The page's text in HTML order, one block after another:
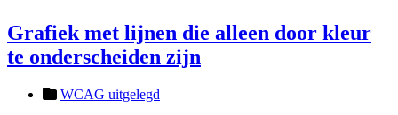
Grafiek met lijnen die alleen door kleur
te onderscheiden zijn
WCAG uitgelegd